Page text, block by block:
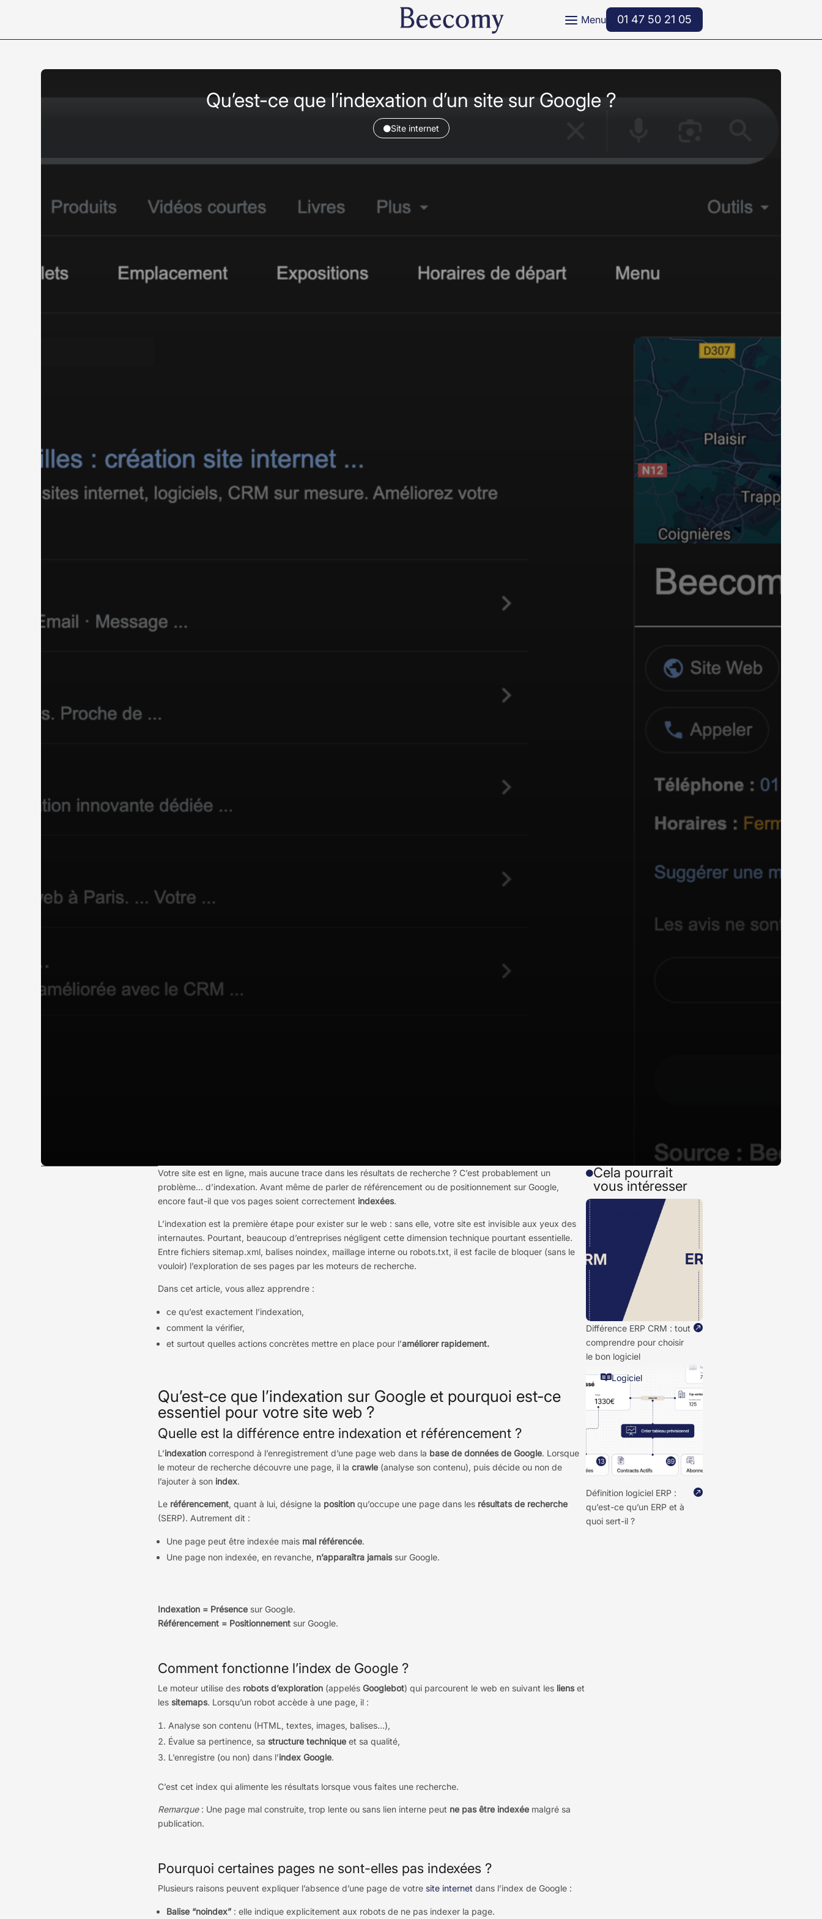
a Menu 01 47 50 21 05
Qu’est-ce que l’indexation d’un site sur Google ?
Site internet
Votre site est en ligne, mais aucune trace dans les résultats de recherche ? C’est probablement un
problème… d’indexation. Avant même de parler de référencement ou de positionnement sur Google,
encore faut-il que vos pages soient correctement indexées.
L’indexation est la première étape pour exister sur le web : sans elle, votre site est invisible aux yeux des
internautes. Pourtant, beaucoup d’entreprises négligent cette dimension technique pourtant essentielle.
Entre fichiers sitemap.xml, balises noindex, maillage interne ou robots.txt, il est facile de bloquer (sans le
vouloir) l’exploration de ses pages par les moteurs de recherche.
Dans cet article, vous allez apprendre :
ce qu’est exactement l’indexation,
comment la vérifier,
et surtout quelles actions concrètes mettre en place pour l’améliorer rapidement.
Qu’est-ce que l’indexation sur Google et pourquoi est-ce
essentiel pour votre site web ?
Quelle est la différence entre indexation et référencement ?
L’indexationcorrespond à l’enregistrement d’une page web dans la base de données de Google. Lorsque
le moteur de recherche découvre une page, il la crawle(analyse son contenu), puis décide ou non de
l’ajouter à son index.
Le référencement, quant à lui, désigne la positionqu’occupe une page dans les résultats de recherche
(SERP). Autrement dit :
Une page peut être indexée mais mal référencée.
Une page non indexée, en revanche, n’apparaîtra jamaissur Google.
Indexation = Présencesur Google.
Référencement = Positionnementsur Google.
Comment fonctionne l’index de Google ?
Le moteur utilise des robots d’exploration(appelés Googlebot) qui parcourent le web en suivant les lienset
les sitemaps. Lorsqu’un robot accède à une page, il :
Analyse son contenu (HTML, textes, images, balises…),
Évalue sa pertinence, sa structure techniqueet sa qualité,
L’enregistre (ou non) dans l’index Google.
C’est cet index qui alimente les résultats lorsque vous faites une recherche.
Remarque: Une page mal construite, trop lente ou sans lien interne peut ne pas être indexéemalgré sa
publication.
Pourquoi certaines pages ne sont-elles pas indexées ?
Plusieurs raisons peuvent expliquer l’absence d’une page de votre site internet dans l’index de Google :
Balise “noindex”: elle indique explicitement aux robots de ne pas indexer la page.
Cela pourrait
vous intéresser
Différence ERP CRM : tout
comprendre pour choisir
le bon logiciel

Définition logiciel ERP :
qu’est-ce qu’un ERP et à
quoi sert-il ?

Logiciel